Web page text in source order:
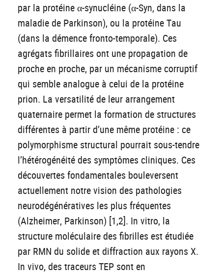
par la protéine α-synucléine (α-Syn, dans la
maladie de Parkinson), ou la protéine Tau
(dans la démence fronto-temporale). Ces
agrégats fibrillaires ont une propagation de
proche en proche, par un mécanisme corruptif
qui semble analogue à celui de la protéine
prion. La versatilité de leur arrangement
quaternaire permet la formation de structures
différentes à partir d’une même protéine : ce
polymorphisme structural pourrait sous-tendre
l’hétérogénéité des symptômes cliniques. Ces
découvertes fondamentales bouleversent
actuellement notre vision des pathologies
neurodégénératives les plus fréquentes
(Alzheimer, Parkinson) [1,2]. In vitro, la
structure moléculaire des fibrilles est étudiée
par RMN du solide et diffraction aux rayons X.
In vivo, des traceurs TEP sont en